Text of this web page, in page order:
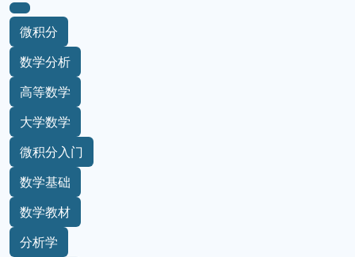
微积分
数学分析
高等数学
大学数学
微积分入门
数学基础
数学教材
分析学